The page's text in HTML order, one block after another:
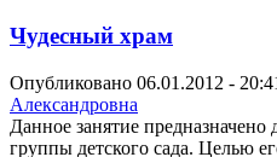
Чудесный храм
Опубликовано 06.01.2012 -
Александровна
Данное занятие предназначено
группы детского сада. Целью